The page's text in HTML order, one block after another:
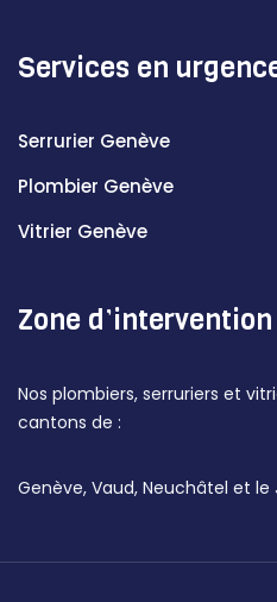
Services en
Serrurier Genève
Plombier Genève
Vitrier Genève
Zone d’intervention
Nos plombiers, serruriers et
cantons de :
Genève, Vaud, Neuchâtel et le